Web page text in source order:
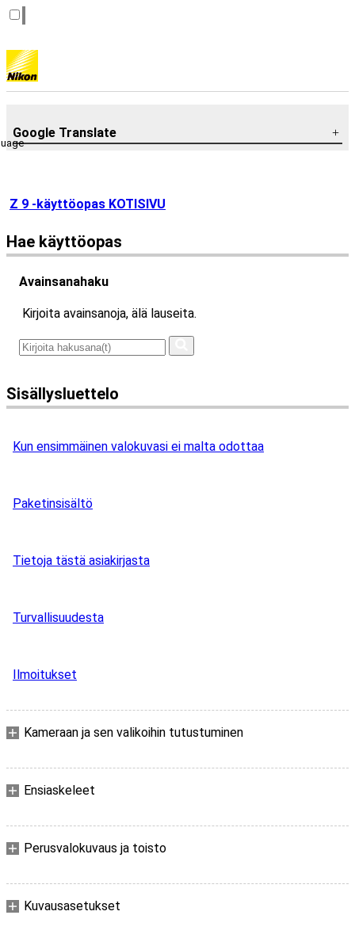
Google Translate
Z 9 -käyttöopas KOTISIVU
Hae käyttöopas
Avainsanahaku
Kirjoita avainsanoja, älä lauseita.
Sisällysluettelo
Kun ensimmäinen valokuvasi ei malta odottaa
Paketinsisältö
Tietoja tästä asiakirjasta
Turvallisuudesta
Ilmoitukset
Kameraan ja sen valikoihin tutustuminen
Ensiaskeleet
Perusvalokuvaus ja toisto
Kuvausasetukset